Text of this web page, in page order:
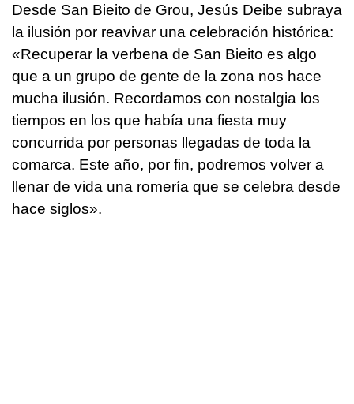
Desde San Bieito de Grou, Jesús Deibe subraya
la ilusión por reavivar una celebración histórica:
«Recuperar la verbena de San Bieito es algo
que a un grupo de gente de la zona nos hace
mucha ilusión. Recordamos con nostalgia los
tiempos en los que había una fiesta muy
concurrida por personas llegadas de toda la
comarca. Este año, por fin, podremos volver a
llenar de vida una romería que se celebra desde
hace siglos».